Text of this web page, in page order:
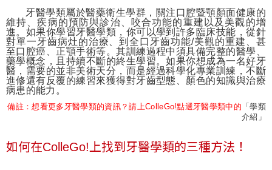
牙醫學類屬於醫藥衛生學群 ，關注口腔暨顎顏面健康的
維持、疾病的預防與診治、咬合功能的重建以及美觀的增
進。如果你學習牙醫學類，你可以學到許多臨床技能，從針
對單一牙齒病灶的治療、到全口牙齒功能/美觀的重建、甚
至口腔癌、正顎手術等。其訓練過程中須具備完整的醫學、
藥學概念，且持續不斷的終生學習。如果你想成為一名好牙
醫，需要的並非美術天分，而是經過科學化專業訓練，不斷
進修還有反覆的練習來獲得對牙齒型態、顏色的知識與治療
病患的能力。
備註：想看更多牙醫學類的資訊？請上ColleGo!點選牙醫學類中的 「學類
介紹 」
如何在ColleGo!上找到牙醫學類的三種方法！